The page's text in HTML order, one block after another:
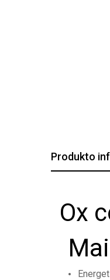
Produkto
Ox